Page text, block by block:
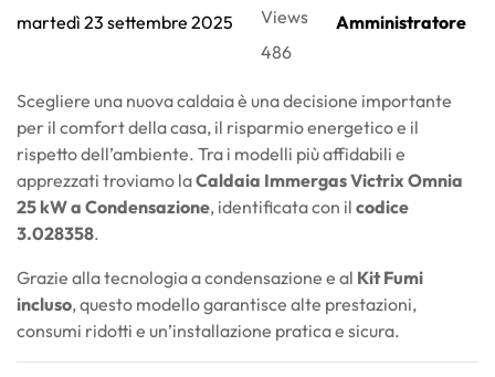
martedì 23 settembre 2025
Views
486
Amministratore
Scegliere una nuova caldaia è una decisione importante
per il comfort della casa, il risparmio energetico e il
rispetto dell’ambiente. Tra i modelli più affidabili e
apprezzati troviamo laCaldaia Immergas Victrix Omnia
25 kW a Condensazione, identificata con il codice
3.028358.
Grazie alla tecnologia a condensazione e al Kit Fumi
incluso, questo modello garantisce alte prestazioni,
consumi ridotti e un’installazione pratica e sicura.